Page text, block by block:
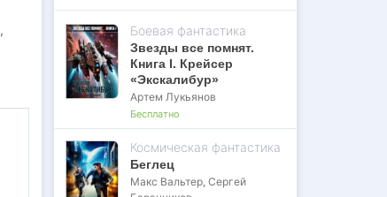
,
Боевая фантастика
Звезды все помнят.
Книга I. Крейсер
«Экскалибур»
Артем Лукьянов
Бесплатно
Космическая фантастика
Беглец
Макс Вальтер, Сергей